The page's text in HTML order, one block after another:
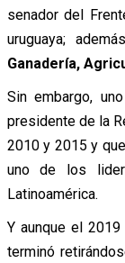
senador del
uruguaya;
Ganadería,
Sin embargo,
presidente de la
2010 y 2015 y
uno de los
Latinoamérica.
Y aunque el
terminó